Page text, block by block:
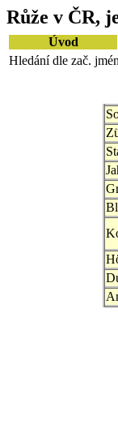
Růže v ČR,
Úvod
Hledání dle zač.